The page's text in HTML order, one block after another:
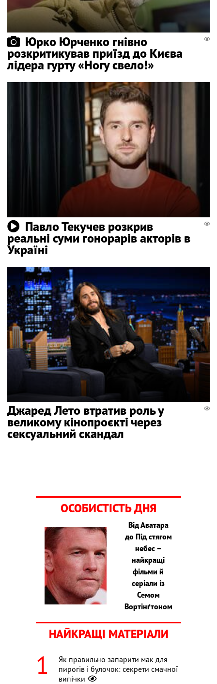
Юрко Юрченко гнівно
розкритикував приїзд до Києва
лідера гурту «Ногу свело!»
Павло Текучев розкрив
реальні суми гонорарів акторів в
Україні
Джаред Лето втратив роль у
великому кінопроєкті через
сексуальний скандал
ОСОБИСТІСТЬ ДНЯ
Від Аватара
до Під стягом
небес –
найкращі
фільми й
серіали із
Семом
Вортінґтоном
НАЙКРАЩІ МАТЕРІАЛИ
Як правильно запарити мак для
пирогів і булочок: секрети смачної
випічки